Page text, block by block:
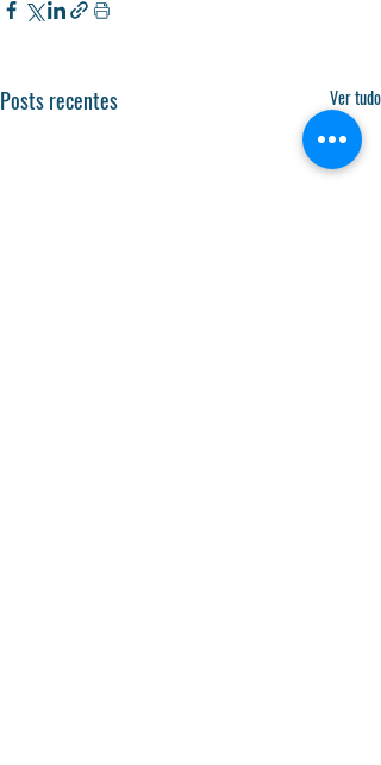
Posts recentes Ver tudo